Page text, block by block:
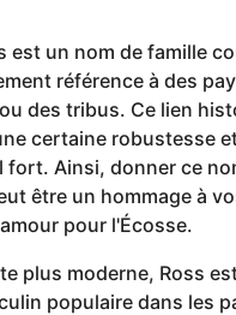
est un nom de famille
référence à des
des tribus. Ce lien
certaine robustesse
fort. Ainsi, donner ce
être un hommage à
pour l'Écosse.
plus moderne, Ross
populaire dans les